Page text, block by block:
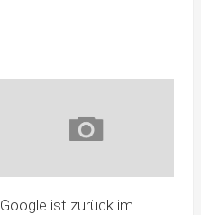
Google ist zurück im